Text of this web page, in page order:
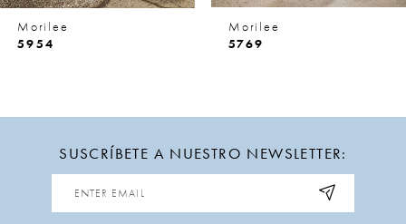
8
9
11
Morilee
5954
Morilee
5769
SUSCRÍBETE A NUESTRO NEWSLETTER: